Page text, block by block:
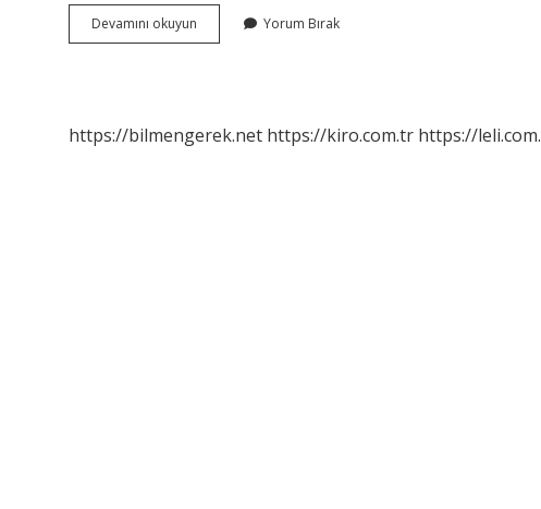
Devamını okuyun
Tacım
Yorum Bırak
https://bilmengerek.net https://kiro.com.tr https://